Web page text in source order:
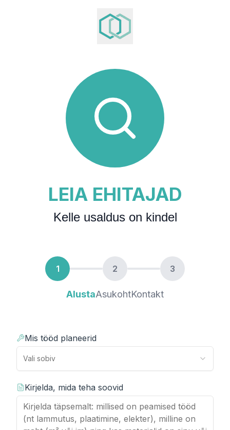
LEIA EHITAJAD
Kelle usaldus on kindel
1 2 3
AlustaAsukohtKontakt
Mis tööd planeerid
Vali sobiv
Kirjelda, mida teha soovid